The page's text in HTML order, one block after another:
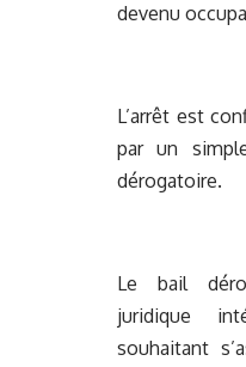
devenu
L’arrêt est
par un
dérogatoire.
Le bail
juridique
souhaitant